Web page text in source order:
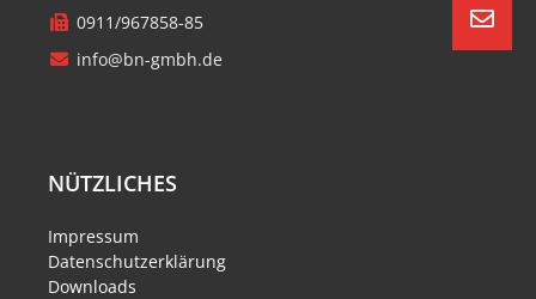
0911/967858-85
info@bn-gmbh.de
NÜTZLICHES
Impressum
Datenschutzerklärung
Downloads